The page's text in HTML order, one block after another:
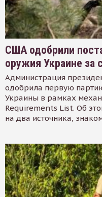
США одобрили
оружия Украине за
Администрация
одобрила первую
Украины в рамках
Requirements List. Об
на два источника,